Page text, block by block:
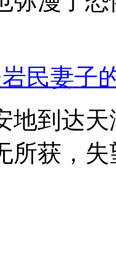
民妻子
地到达
所获，